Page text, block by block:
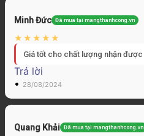
Minh Đức Đã mua tại mangthanhcong.vn
Giá tốt cho chất lượng nhận được
Trả lời
• 28/08/2024
Quang Khải Đã mua tại mangthanhcong.vn